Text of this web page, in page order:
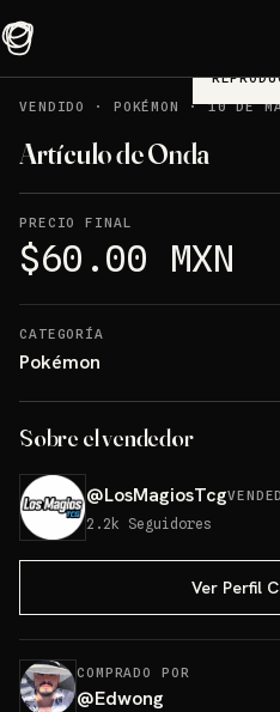
VENDIDO
· POKÉMON ·10 DE
Artículo de Onda
PRECIO FINAL
$60.00 MXN
CATEGORÍA
Pokémon
Sobre el vendedor
@LosMagiosTcg
2.2k Seguidores
Ver Perfil
COMPRADO POR
@Edwong